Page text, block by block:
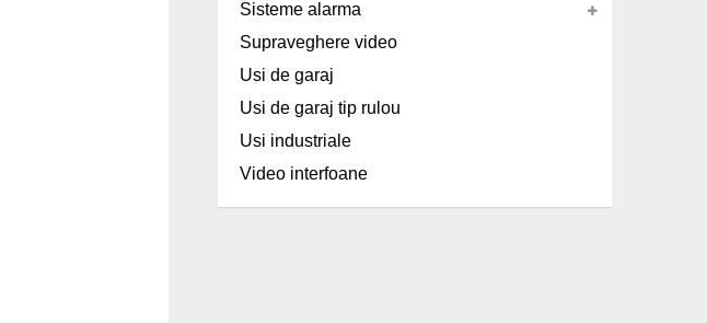
Sisteme alarma
Supraveghere video
Usi de garaj
Usi de garaj tip rulou
Usi industriale
Video interfoane